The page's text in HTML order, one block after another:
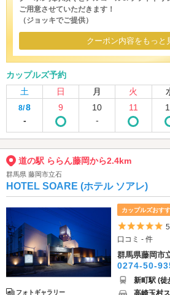
ご用意させていただきます！
（ジョッキでご提供）
クーポン内容をもっと
カップルズ予約
土
日 月 火
8/8
-
9
10
-
11
道の駅 ららん藤岡から2.4km
群馬県 藤岡市立石
HOTEL SOARE (ホテル ソアレ)
フォトギャラリー
カップルズおす
口コミ - 件
群馬県藤岡市
0274-50-
新町駅 (徒
高崎玉村